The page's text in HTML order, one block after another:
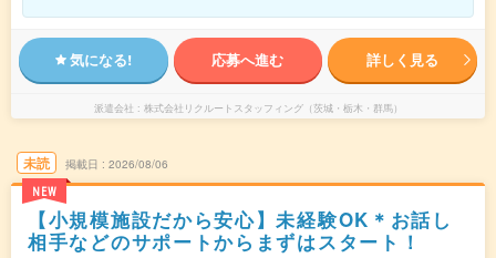
気になる! 応募へ進む 詳しく見る
派遣会社 株式会社リクルートスタッフィング（茨城・栃木・群馬）
未読
NEW
掲載日 2026/08/06
【小規模施設だから安心】未経験OK＊お話し
相手などのサポートからまずはスタート！